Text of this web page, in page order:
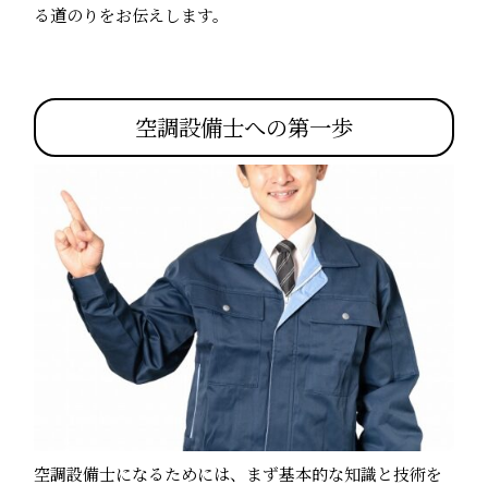
る道のりをお伝えします。
空調設備士への第一歩
空調設備士になるためには、まず基本的な知識と技術を